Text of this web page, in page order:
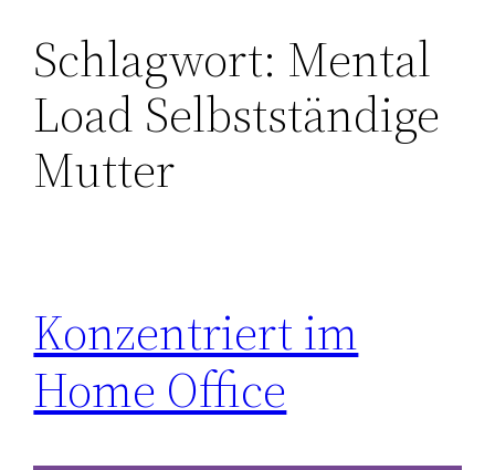
Zum
Inhalt
springen
Schlagwort: Mental
Load Selbstständige
Mutter
Konzentriert im
Home Office